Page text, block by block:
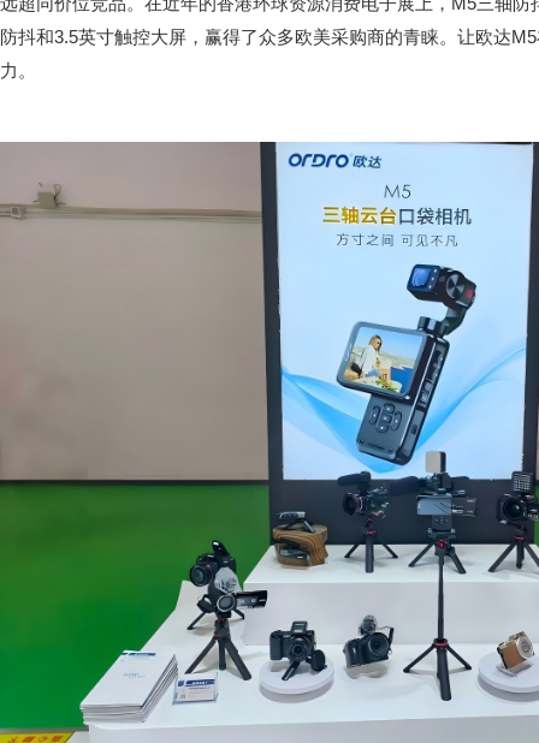
防抖和3.5英寸触控大屏，赢得了众多欧美采购商的青睐。让欧达
力。